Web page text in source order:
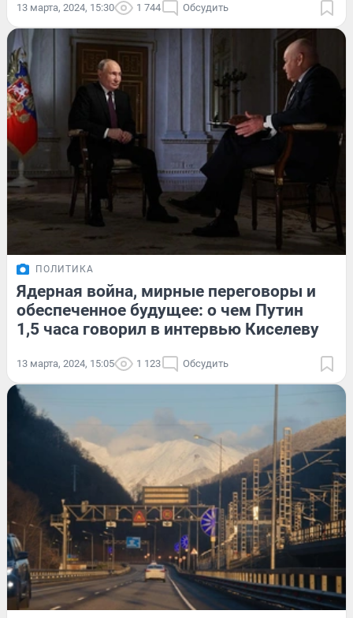
13 марта, 2024, 15:30 1 744 Обсудить
ПОЛИТИКА
Ядерная война, мирные переговоры и
обеспеченное будущее: о чем Путин
1,5 часа говорил в интервью Киселеву
13 марта, 2024, 15:05 1 123 Обсудить